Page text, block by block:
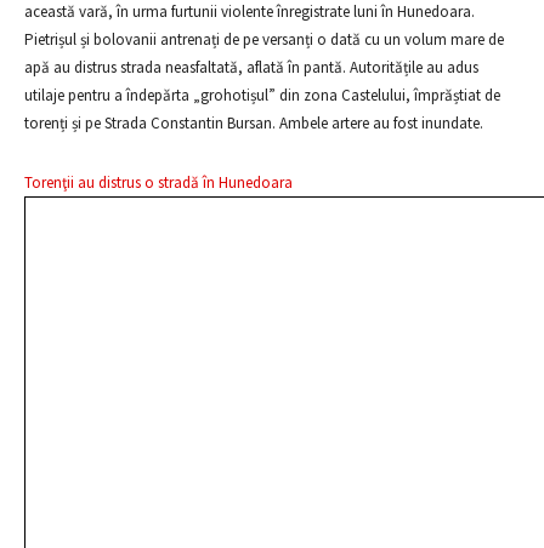
această vară, în urma furtunii violente înregistrate luni în Hunedoara.
Pietrișul și bolovanii antrenați de pe versanți o dată cu un volum mare de
apă au distrus strada neasfaltată, aflată în pantă. Autoritățile au adus
utilaje pentru a îndepărta „grohotișul” din zona Castelului, împrăștiat de
torenți și pe Strada Constantin Bursan. Ambele artere au fost inundate.
Torenţii au distrus o stradă în Hunedoara